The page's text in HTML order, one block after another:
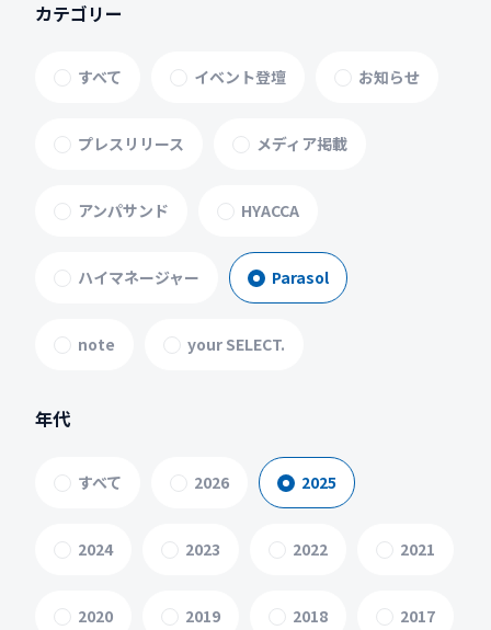
カテゴリー
すべて イベント登壇 お知らせ
プレスリリース メディア掲載
アンパサンド HYACCA
ハイマネージャー Parasol
note your SELECT.
年代
すべて 2026 2025
2024 2023 2022 2021
2020 2019 2018 2017